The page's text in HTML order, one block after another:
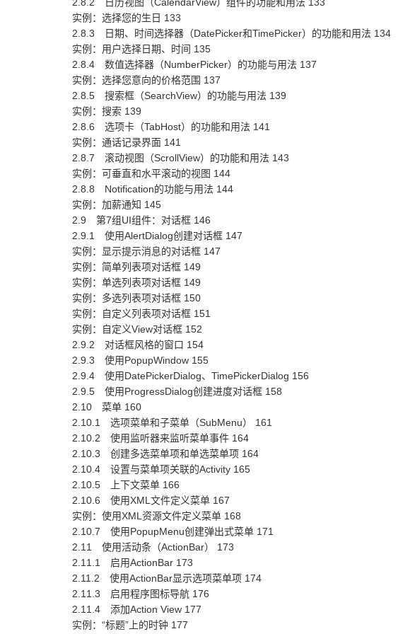
实例：选择您的生日 133
2.8.3 日期、时间选择器（DatePicker和TimePicker）的功能和用法 134
实例：用户选择日期、时间 135
2.8.4 数值选择器（NumberPicker）的功能与用法 137
实例：选择您意向的价格范围 137
2.8.5 搜索框（SearchView）的功能与用法 139
实例：搜索 139
2.8.6 选项卡（TabHost）的功能和用法 141
实例：通话记录界面 141
2.8.7 滚动视图（ScrollView）的功能和用法 143
实例：可垂直和水平滚动的视图 144
2.8.8 Notification的功能与用法 144
实例：加薪通知 145
2.9 第7组UI组件：对话框 146
2.9.1 使用AlertDialog创建对话框 147
实例：显示提示消息的对话框 147
实例：简单列表项对话框 149
实例：单选列表项对话框 149
实例：多选列表项对话框 150
实例：自定义列表项对话框 151
实例：自定义View对话框 152
2.9.2 对话框风格的窗口 154
2.9.3 使用PopupWindow 155
2.9.4 使用DatePickerDialog、TimePickerDialog 156
2.9.5 使用ProgressDialog创建进度对话框 158
2.10 菜单 160
2.10.1 选项菜单和子菜单（SubMenu） 161
2.10.2 使用监听器来监听菜单事件 164
2.10.3 创建多选菜单项和单选菜单项 164
2.10.4 设置与菜单项关联的Activity 165
2.10.5 上下文菜单 166
2.10.6 使用XML文件定义菜单 167
实例：使用XML资源文件定义菜单 168
2.10.7 使用PopupMenu创建弹出式菜单 171
2.11 使用活动条（ActionBar） 173
2.11.1 启用ActionBar 173
2.11.2 使用ActionBar显示选项菜单项 174
2.11.3 启用程序图标导航 176
2.11.4 添加Action View 177
实例：“标题”上的时钟 177